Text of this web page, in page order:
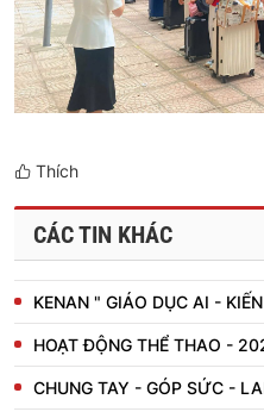
Thích
CÁC TIN KHÁC
KENAN " GIÁO DỤC AI -
HOẠT ĐỘNG THỂ THAO -
CHUNG TAY - GÓP SỨC -